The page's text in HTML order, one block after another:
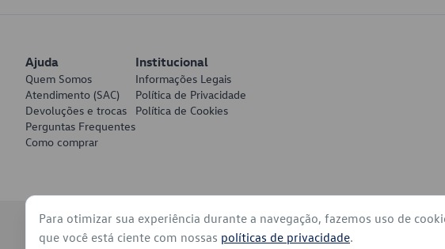
Ajuda
Quem Somos
Atendimento (SAC)
Devoluções e trocas
Perguntas Frequentes
Como comprar
Institucional
Informações Legais
Política de Privacidade
Política de Cookies
© 2026 - Volkswagen do Brasil - Todos os direitos reservados
Para otimizar sua experiência durante a navegação, fazemos uso de
que você está ciente com nossas políticas de privacidade.